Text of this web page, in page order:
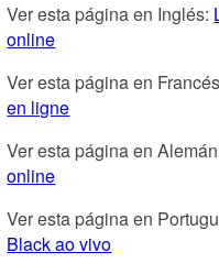
Ver esta página en Inglés:
online
Ver esta página en
en ligne
Ver esta página en
online
Ver esta página en
Black ao vivo